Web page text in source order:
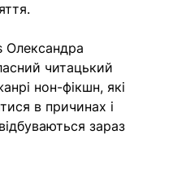
Олександра
читацький
нон-фікшн, які
в причинах і
зараз